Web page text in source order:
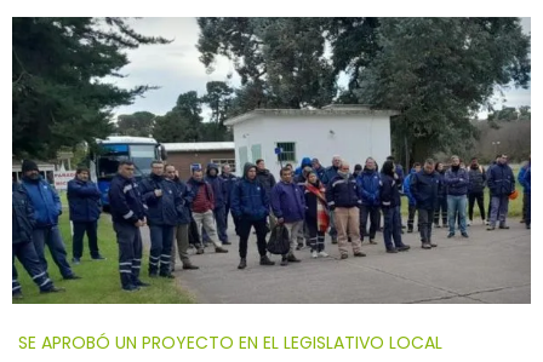
SE APROBÓ UN PROYECTO EN EL LEGISLATIVO LOCAL